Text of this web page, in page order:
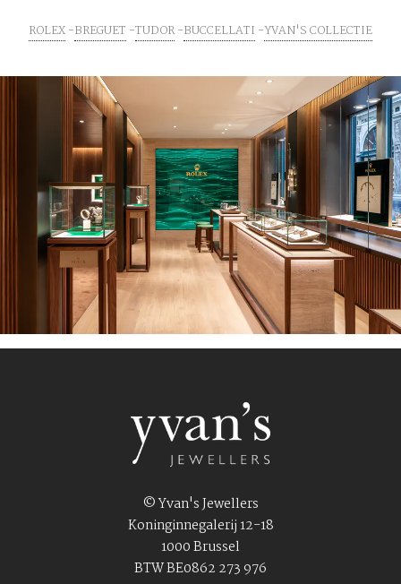
ROLEX BREGUET TUDOR BUCCELLATI YVAN'S COLLECTIE
© Yvan's Jewellers
Koninginnegalerij 12-18
1000 Brussel
BTW BE0862 273 976